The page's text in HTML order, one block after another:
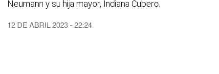
Neumann y su hija mayor, Indiana Cubero.
12 DE ABRIL 2023 - 22:24